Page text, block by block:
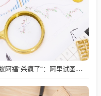
蚂蚁阿福“杀疯了”：阿里试图摘掉AI“紧箍咒”